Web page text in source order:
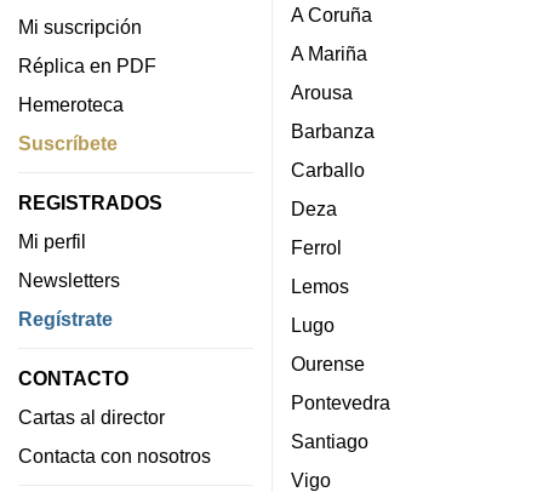
Mi suscripción
Réplica en PDF
Hemeroteca
Suscríbete
REGISTRADOS
Mi perfil
Newsletters
Regístrate
CONTACTO
Cartas al director
Contacta con nosotros
A Coruña
A Mariña
Arousa
Barbanza
Carballo
Deza
Ferrol
Lemos
Lugo
Ourense
Pontevedra
Santiago
Vigo